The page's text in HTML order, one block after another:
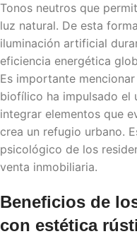
Tonos neutros que
luz natural. De esta
iluminación artificial
eficiencia energética
Es importante
biofílico ha impulsado el
integrar elementos que
crea un refugio urbano.
psicológico de los
venta inmobiliaria.
Beneficios de
con estética